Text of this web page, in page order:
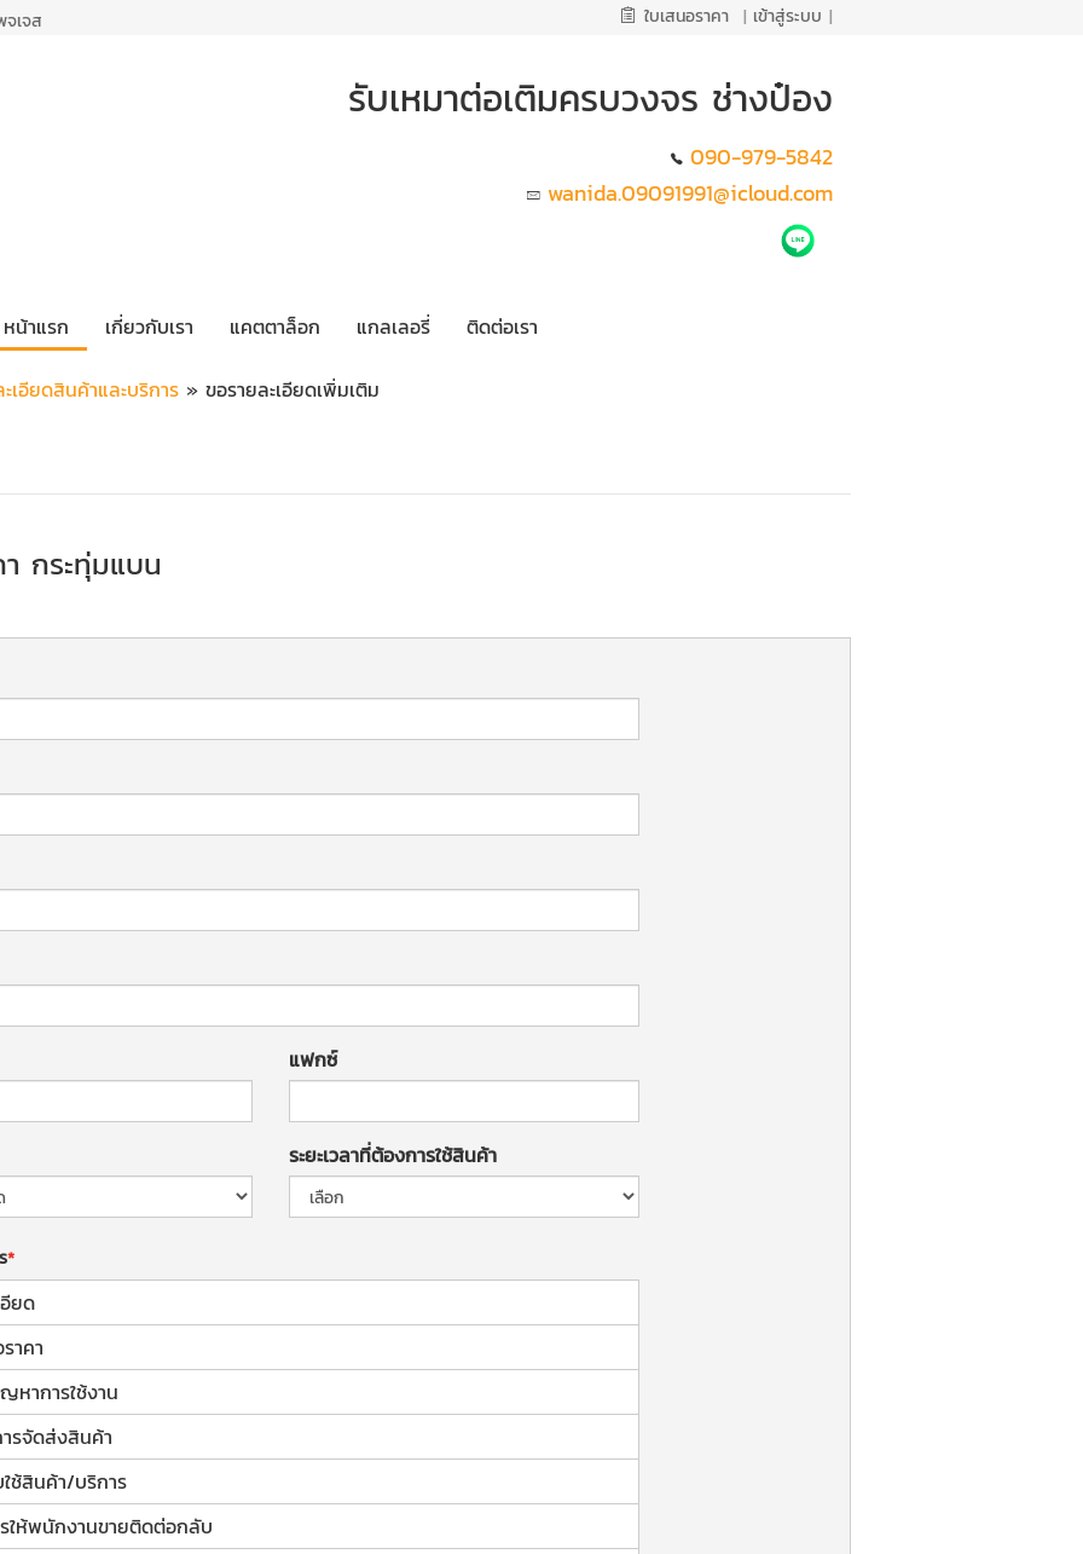
จเจส ใบเสนอราคา | เข้าสู่ระบบ |
รับเหมาต่อเติมครบวงจร ช่างป๋อง
090-979-5842
wanida.09091991@icloud.com
หน้าแรก เกี่ยวกับเรา แคตตาล็อก แกลเลอรี่ ติดต่อเรา
เอียดสินค้าและบริการ » ขอรายละเอียดเพิ่มเติม
กระทุ่มแบน
แฟกซ์
ระยะเวลาที่ต้องการใช้สินค้า
ยด
าคา
หาการใช้งาน
รจัดส่งสินค้า
ช้สินค้า/บริการ
ให้พนักงานขายติดต่อกลับ